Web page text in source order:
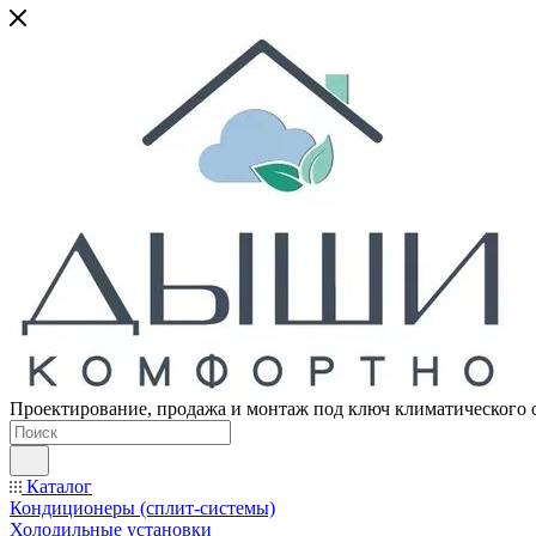
Проектирование, продажа и монтаж под ключ климатического
Каталог
Кондиционеры (сплит-системы)
Холодильные установки